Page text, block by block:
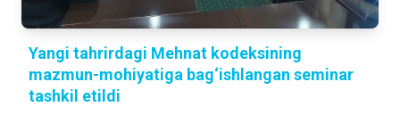
Yangi tahrirdagi Mehnat kodeksining
mazmun-mohiyatiga bag‘ishlangan seminar
tashkil etildi